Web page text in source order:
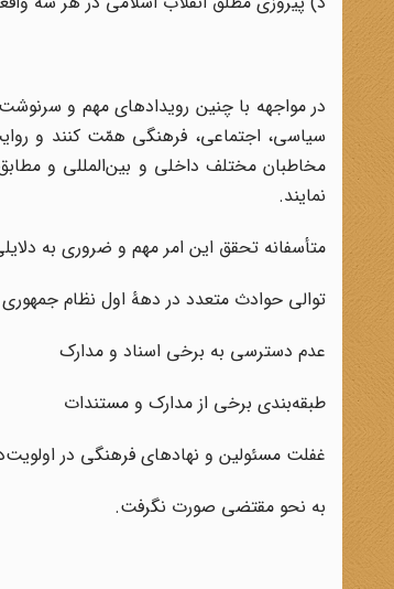
در مواجهه با چنین رویدادهای مهم و
سیاسی، اجتماعی، فرهنگی همّت کنند و
مخاطبان مختلف داخلی و بین‌المللی و
نمایند.
متأسفانه تحقق این امر مهم و ضروری به
توالی حوادث متعدد در دهۀ اول نظام جمهوری
عدم دسترسی به برخی اسناد و مدارک
طبقه‌بندی برخی از مدارک و مستندات
غفلت مسئولین و نهادهای فرهنگی در
به نحو مقتضی صورت نگرفت.